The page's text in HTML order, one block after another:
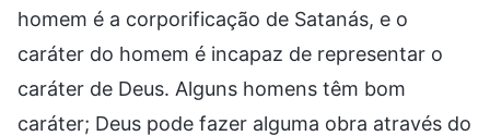
homem é a corporificação de Satanás, e o
caráter do homem é incapaz de representar o
caráter de Deus. Alguns homens têm bom
caráter; Deus pode fazer alguma obra através do